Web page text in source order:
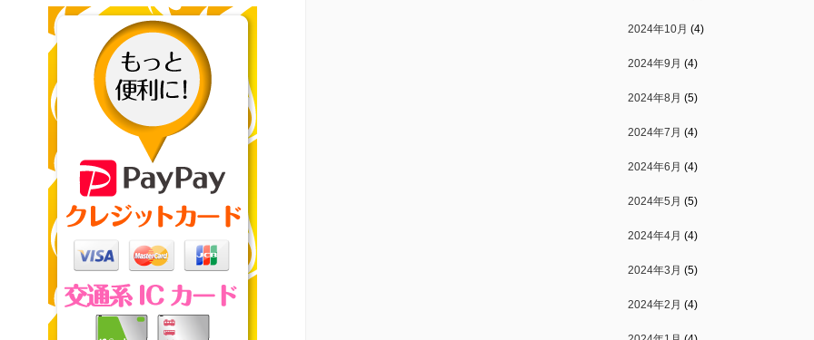
2024年10月 (4)
2024年9月 (4)
2024年8月 (5)
2024年7月 (4)
2024年6月 (4)
2024年5月 (5)
2024年4月 (4)
2024年3月 (5)
2024年2月 (4)